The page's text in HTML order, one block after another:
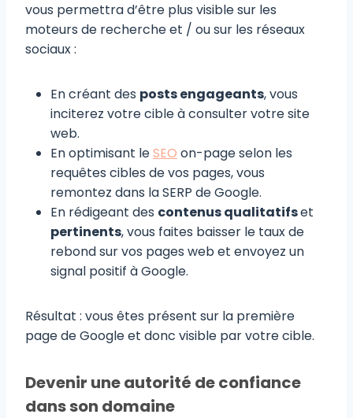
vous permettra d’être plus visible sur les
moteurs de recherche et / ou sur les réseaux
sociaux :
En créant des posts engageants, vous
inciterez votre cible à consulter votre site
web.
En optimisant leSEO on-page selon les
requêtes cibles de vos pages, vous
remontez dans la SERP de Google.
En rédigeant des contenus qualitatifset
pertinents, vous faites baisser le taux de
rebond sur vos pages web et envoyez un
signal positif à Google.
Résultat : vous êtes présent sur la première
page de Google et donc visible par votre cible.
Devenir une autorité de confiance
dans son domaine